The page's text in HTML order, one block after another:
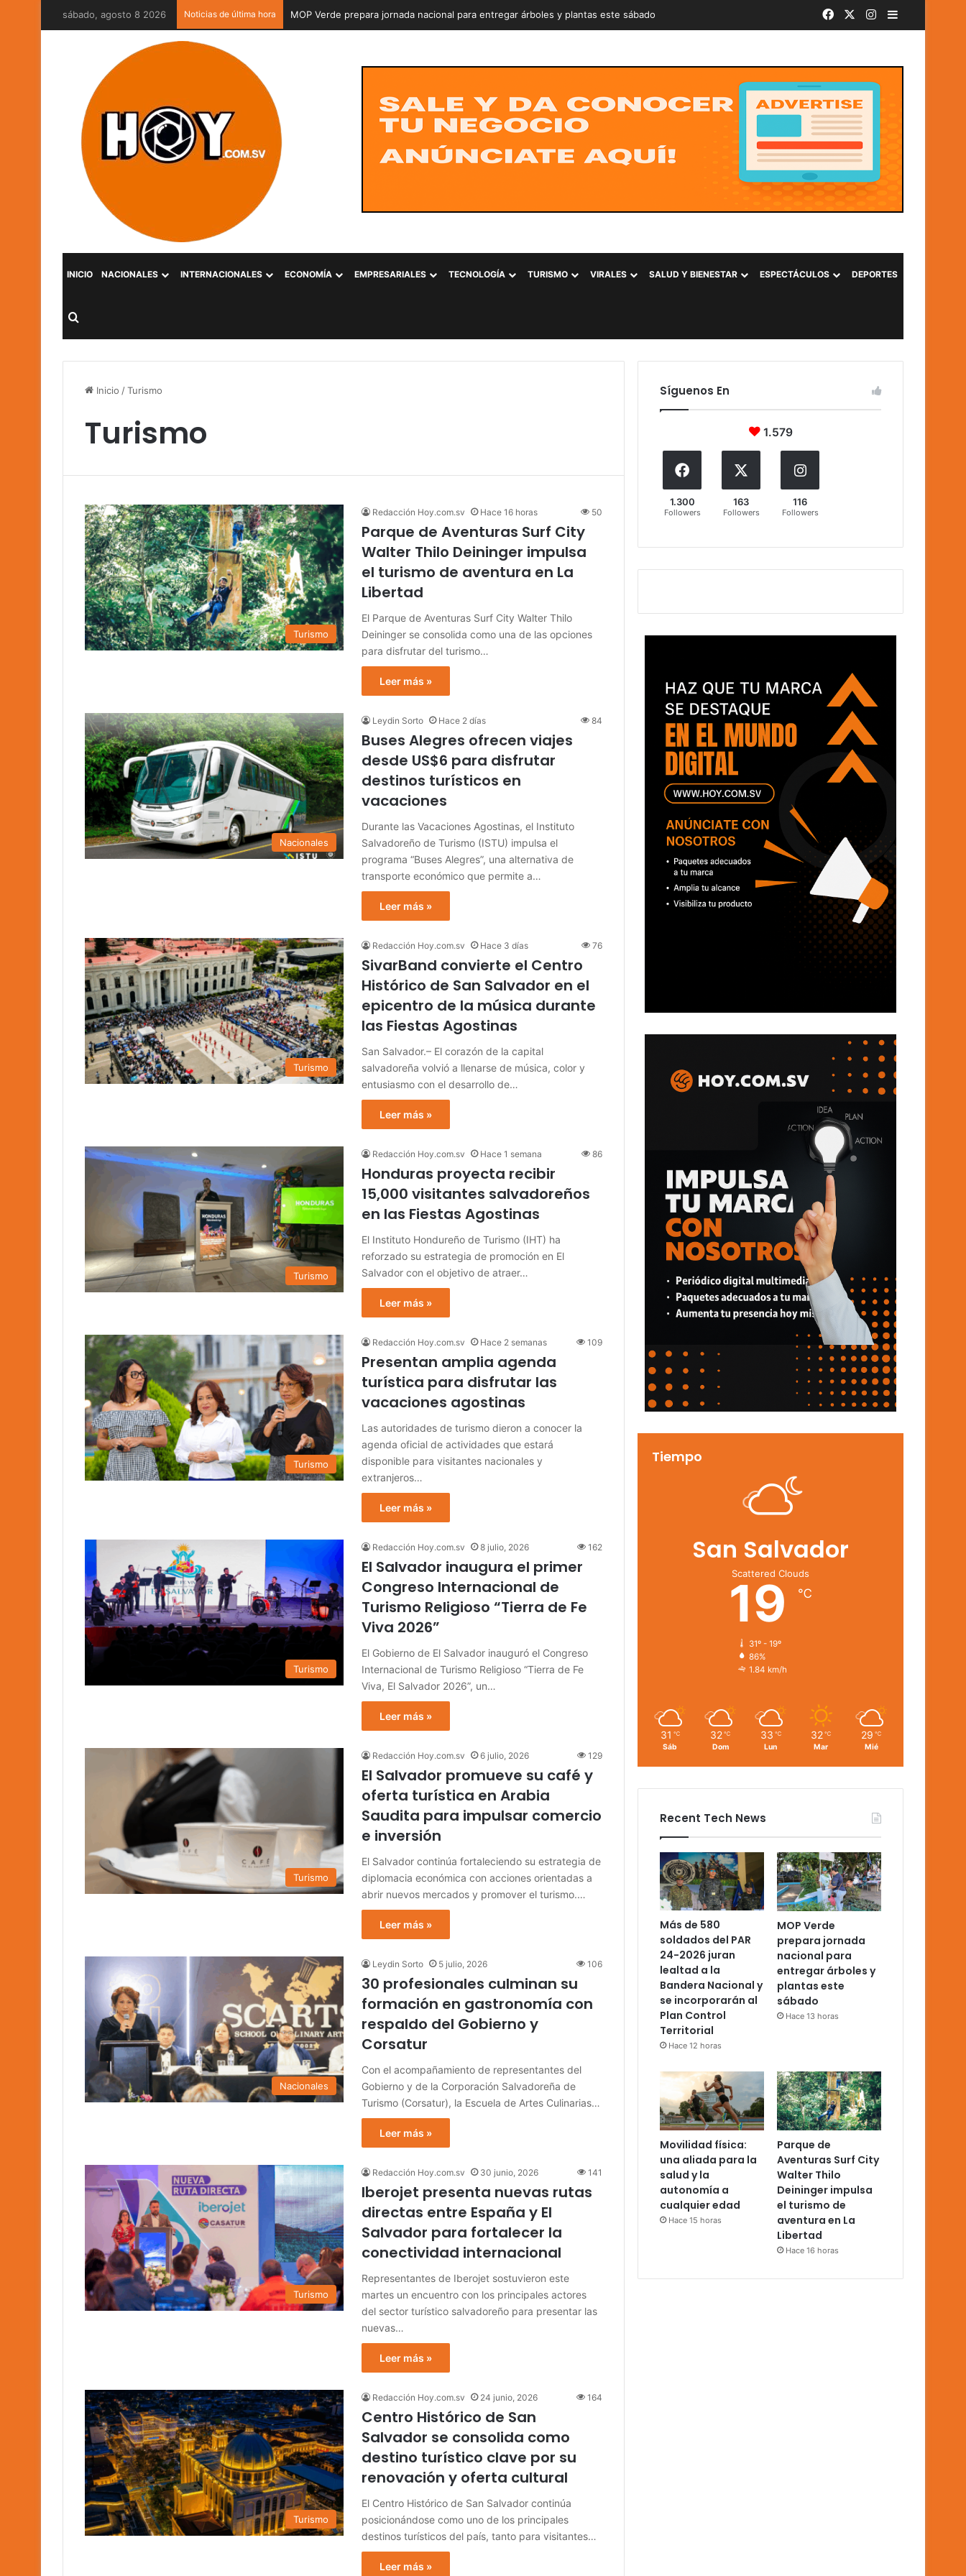
sábado, agosto 8 2026 Noticias de última hora MOP Verde prepara jornada nacional para entregar árboles y plantas este sábado Facebook Instagram
INICIO NACIONALES INTERNACIONALES ECONOMÍA EMPRESARIALES TECNOLOGÍA TURISMO VIRALES SALUD Y BIENESTAR ESPECTÁCULOS DEPORTES
Buscar por
Inicio /Turismo
Turismo
Turismo
Redacción Hoy.com.sv Hace 16 horas 50
Parque de Aventuras Surf City
Walter Thilo Deininger impulsa
el turismo de aventura en La
Libertad
El Parque de Aventuras Surf City Walter Thilo
Deininger se consolida como una de las opciones
para disfrutar del turismo…
Leer más »
Nacionales
Leydin Sorto Hace 2 días 84
Buses Alegres ofrecen viajes
desde US$6 para disfrutar
destinos turísticos en
vacaciones
Durante las Vacaciones Agostinas, el Instituto
Salvadoreño de Turismo (ISTU) impulsa el
programa “Buses Alegres”, una alternativa de
transporte económico que permite a…
Leer más »
Turismo
Redacción Hoy.com.sv Hace 3 días 76
SivarBand convierte el Centro
Histórico de San Salvador en el
epicentro de la música durante
las Fiestas Agostinas
San Salvador.– El corazón de la capital
salvadoreña volvió a llenarse de música, color y
entusiasmo con el desarrollo de…
Leer más »
Turismo
Redacción Hoy.com.sv Hace 1 semana 86
Honduras proyecta recibir
15,000 visitantes salvadoreños
en las Fiestas Agostinas
El Instituto Hondureño de Turismo (IHT) ha
reforzado su estrategia de promoción en El
Salvador con el objetivo de atraer…
Leer más »
Turismo
Redacción Hoy.com.sv Hace 2 semanas 109
Presentan amplia agenda
turística para disfrutar las
vacaciones agostinas
Las autoridades de turismo dieron a conocer la
agenda oficial de actividades que estará
disponible para visitantes nacionales y
extranjeros…
Leer más »
Turismo
Redacción Hoy.com.sv 8 julio, 2026 162
El Salvador inaugura el primer
Congreso Internacional de
Turismo Religioso “Tierra de Fe
Viva 2026”
El Gobierno de El Salvador inauguró el Congreso
Internacional de Turismo Religioso “Tierra de Fe
Viva, El Salvador 2026”, un…
Leer más »
Turismo
Redacción Hoy.com.sv 6 julio, 2026 129
El Salvador promueve su café y
oferta turística en Arabia
Saudita para impulsar comercio
e inversión
El Salvador continúa fortaleciendo su estrategia de
diplomacia económica con acciones orientadas a
abrir nuevos mercados y promover el turismo.…
Leer más »
Nacionales
Leydin Sorto 5 julio, 2026 106
30 profesionales culminan su
formación en gastronomía con
respaldo del Gobierno y
Corsatur
Con el acompañamiento de representantes del
Gobierno y de la Corporación Salvadoreña de
Turismo (Corsatur), la Escuela de Artes Culinarias…
Leer más »
Turismo
Redacción Hoy.com.sv 30 junio, 2026 141
Iberojet presenta nuevas rutas
directas entre España y El
Salvador para fortalecer la
conectividad internacional
Representantes de Iberojet sostuvieron este
martes un encuentro con los principales actores
del sector turístico salvadoreño para presentar las
nuevas…
Leer más »
Turismo
Redacción Hoy.com.sv 24 junio, 2026 164
Centro Histórico de San
Salvador se consolida como
destino turístico clave por su
renovación y oferta cultural
El Centro Histórico de San Salvador continúa
posicionándose como uno de los principales
destinos turísticos del país, tanto para visitantes…
Leer más »
Síguenos En
1.579
1.300
Followers
163
Followers
116
Followers
Tiempo
San Salvador
Scattered Clouds
19 ℃
31º - 19º
86%
1.84 km/h
31 ℃
Sáb
32 ℃
Dom
33 ℃
Lun
32 ℃
Mar
29 ℃
Mié
Recent Tech News
Más de 580
soldados del PAR
24-2026 juran
lealtad a la
Bandera Nacional y
se incorporarán al
Plan Control
Territorial
Hace 12 horas
MOP Verde
prepara jornada
nacional para
entregar árboles y
plantas este
sábado
Hace 13 horas
Movilidad física:
una aliada para la
salud y la
autonomía a
cualquier edad
Hace 15 horas
Parque de
Aventuras Surf City
Walter Thilo
Deininger impulsa
el turismo de
aventura en La
Libertad
Hace 16 horas